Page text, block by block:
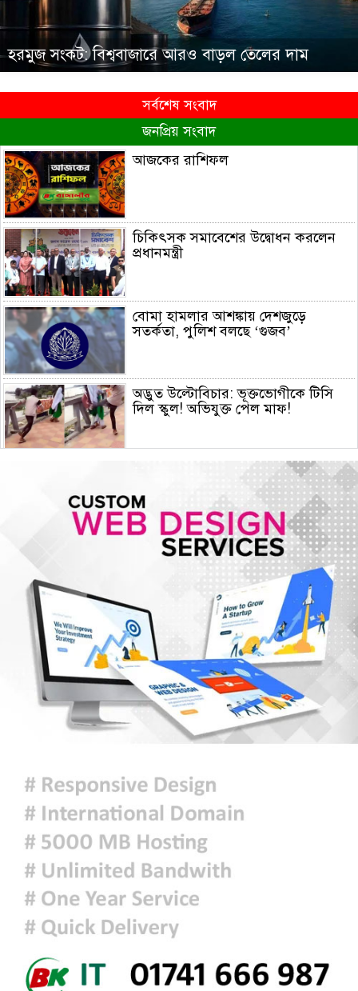
হরমুজ সংকট: বিশ্ববাজারে আরও বাড়ল তেলের দাম
সর্বশেষ সংবাদ
জনপ্রিয় সংবাদ
আজকের রাশিফল
চিকিৎসক সমাবেশের উদ্বোধন করলেন
প্রধানমন্ত্রী
বোমা হামলার আশঙ্কায় দেশজুড়ে
সতর্কতা, পুলিশ বলছে ‘গুজব’
অদ্ভুত উল্টোবিচার: ভূক্তভোগীকে টিসি
দিল স্কুল! অভিযুক্ত পেল মাফ!
জুলাই স্মৃতি জাদুঘর পরিদর্শন করলেন
সৌদি আরব, তুরস্ক ও পাকিস্তানের মক্কা
চুক্তি স্বাক্ষর, কাগুজে চুক্তি সৌদিকে
নিরাপত্তা দেবে না- ইরান
হরমুজ সংকট: বিশ্ববাজারে আরও বাড়ল
তেলের দাম
মুক্তিযুদ্ধ কোনো রাজনৈতিক দলের যুদ্ধ
ছিল না : ভারপ্রাপ্ত রাষ্ট্রপতি
ঢাকায় হালকা বৃষ্টি হতে পারে, দেশের
কোথাও কোথাও মাঝারি থেকে ভারী
বর্ষণের সম্ভাবনা
প্রধানমন্ত্রীকে বরণে প্রস্তুত চট্টগ্রাম,
নেতাকর্মীরা উজ্জীবিত